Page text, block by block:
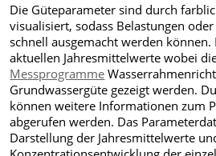
Die Güteparameter sind durch
visualisiert, sodass Belastungen
schnell ausgemacht werden
aktuellen Jahresmittelwerte wobei
Messprogramme
Grundwassergüte gezeigt werden.
können weitere Informationen zum
abgerufen werden. Das
Darstellung der Jahresmittelwerte